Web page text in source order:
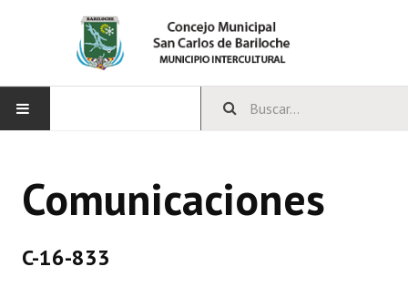
CONCEJO
Comunicaciones
C-16-833